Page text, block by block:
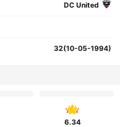
DC United
32(10-05-1994)
6.34